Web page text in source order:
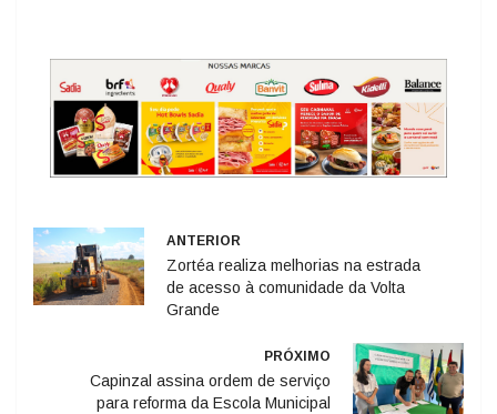
ANTERIOR
Zortéa realiza melhorias na estrada
de acesso à comunidade da Volta
Grande
PRÓXIMO
Capinzal assina ordem de serviço
para reforma da Escola Municipal